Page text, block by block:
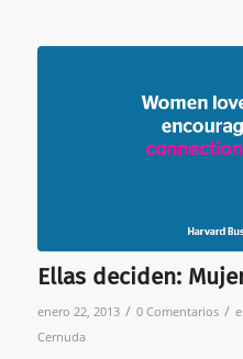
Ellas deciden:
enero 22, 2013 / 0 Comentarios /
Cernuda